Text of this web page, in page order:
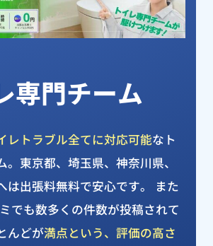
専門チーム
レトラブル全てに対応可能なト
。東京都、埼玉県、神奈川県、
は出張料無料で安心です。 また
でも数多くの件数が投稿されて
んどが満点という、評価の高さ